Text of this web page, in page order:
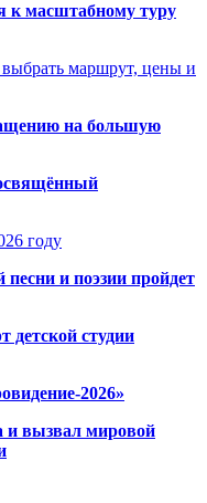
к масштабному туру
маршрут, цены и
на большую
году
и поэзии пройдет
студии
2026»
и вызвал мировой